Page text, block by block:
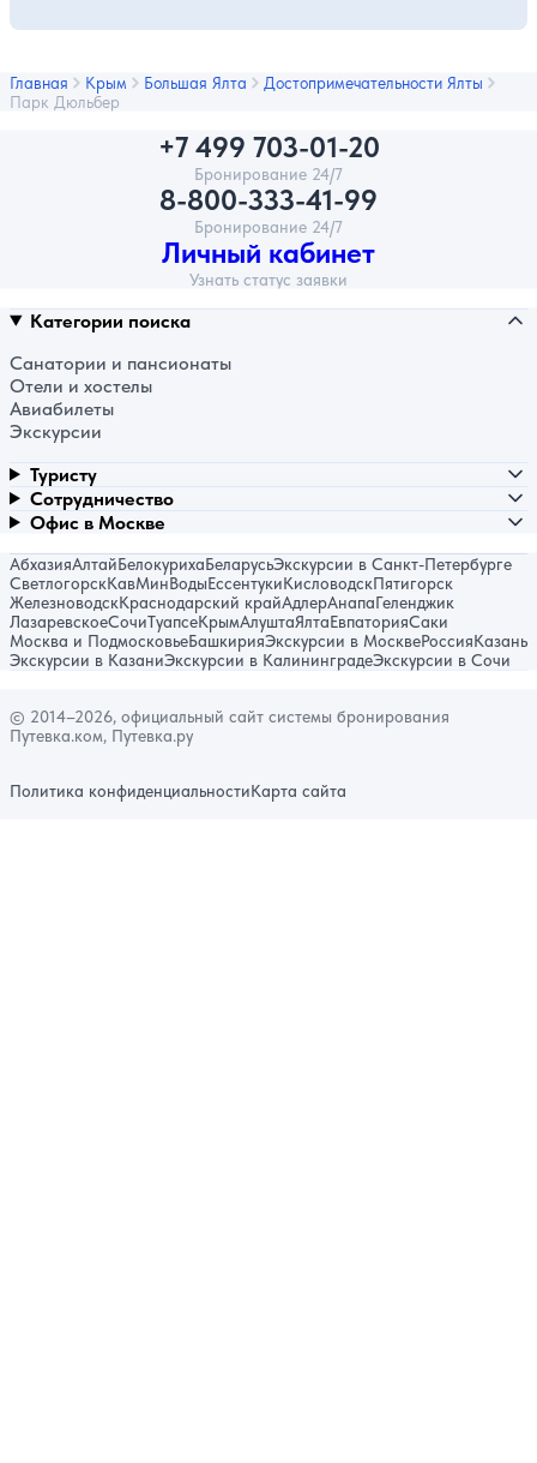
Главная Крым Большая Ялта
Достопримечательности Ялты
Парк Дюльбер
+7 499 703-01-20
Бронирование 24/7
8-800-333-41-99
Бронирование 24/7
Личный кабинет
Узнать статус заявки
Категории поиска
Санатории и пансионаты
Отели и хостелы
Авиабилеты
Экскурсии
Туристу
Сотрудничество
Офис в Москве
АбхазияАлтайБелокурихаБеларусьЭкскурсии в Санкт-Петербурге
СветлогорскКавМинВодыЕссентукиКисловодскПятигорск
ЖелезноводскКраснодарский крайАдлерАнапаГеленджик
ЛазаревскоеСочиТуапсеКрымАлуштаЯлтаЕвпаторияСаки
Москва и ПодмосковьеБашкирияЭкскурсии в МосквеРоссияКазань
Экскурсии в КазаниЭкскурсии в КалининградеЭкскурсии в Сочи
© 2014–2026, официальный сайт системы бронирования
Путевка.ком, Путевка.ру
Политика конфиденциальностиКарта сайта